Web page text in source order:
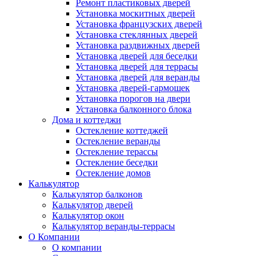
Ремонт пластиковых дверей
Установка москитных дверей
Установка французских дверей
Установка стеклянных дверей
Установка раздвижных дверей
Установка дверей для беседки
Установка дверей для террасы
Установка дверей для веранды
Установка дверей-гармошек
Установка порогов на двери
Установка балконного блока
Дома и коттеджи
Остекление коттеджей
Остекление веранды
Остекление терассы
Остекление беседки
Остекление домов
Калькулятор
Калькулятор балконов
Калькулятор дверей
Калькулятор окон
Калькулятор веранды-террасы
О Компании
О компании